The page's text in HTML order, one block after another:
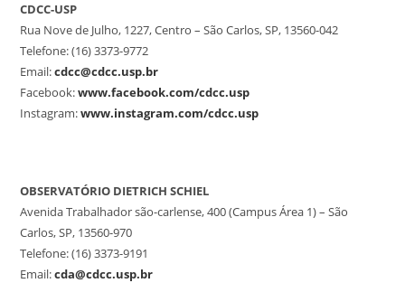
CDCC-USP
Rua Nove de Julho, 1227, Centro – São Carlos, SP, 13560-042
Telefone: (16) 3373-9772
Email:cdcc@cdcc.usp.br
Facebook:www.facebook.com/cdcc.usp
Instagram:www.instagram.com/cdcc.usp
OBSERVATÓRIO DIETRICH SCHIEL
Avenida Trabalhador são-carlense, 400 (Campus Área 1) – São
Carlos, SP, 13560-970
Telefone: (16) 3373-9191
Email:cda@cdcc.usp.br